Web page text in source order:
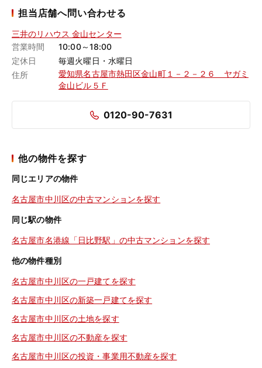
担当店舗へ問い合わせる
三井のリハウス 金山センター
営業時間
10:00～18:00
定休日
毎週火曜日・水曜日
住所
愛知県名古屋市熱田区金山町１－２－２６ ヤガミ
金山ビル５Ｆ
0120-90-7631
他の物件を探す
同じエリアの物件
名古屋市中川区の中古マンションを探す
同じ駅の物件
名古屋市名港線「日比野駅」の中古マンションを探す
他の物件種別
名古屋市中川区の一戸建てを探す
名古屋市中川区の新築一戸建てを探す
名古屋市中川区の土地を探す
名古屋市中川区の不動産を探す
名古屋市中川区の投資・事業用不動産を探す